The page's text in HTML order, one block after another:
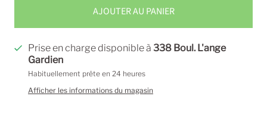
AJOUTER AU PANIER
Prise en charge disponible à 338 Boul. L'ange
Gardien
Habituellement prête en 24 heures
Afficher les informations du magasin